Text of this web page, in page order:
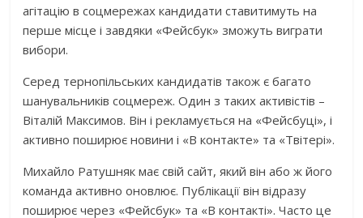
агітацію в соцмережах кандидати ставитимуть на
перше місце і завдяки «Фейсбук» зможуть виграти
вибори.
Серед тернопільських кандидатів також є багато
шанувальників соцмереж. Один з таких активістів –
Віталій Максимов. Він і рекламується на «Фейсбуці», і
активно поширює новини і «В контакте» та «Твітері».
Михайло Ратушняк має свій сайт, який він або ж його
команда активно оновлює. Публікації він відразу
поширює через «Фейсбук» та «В контакті». Часто це